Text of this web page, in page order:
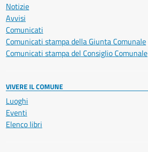
Notizie
Avvisi
Comunicati
Comunicati stampa della Giunta Comunale
Comunicati stampa del Consiglio Comunale
VIVERE IL COMUNE
Luoghi
Eventi
Elenco libri